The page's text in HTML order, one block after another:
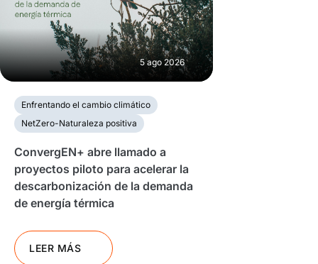
5 ago 2026
Enfrentando el cambio climático
NetZero-Naturaleza positiva
ConvergEN+ abre llamado a
proyectos piloto para acelerar la
descarbonización de la demanda
de energía térmica
LEER MÁS